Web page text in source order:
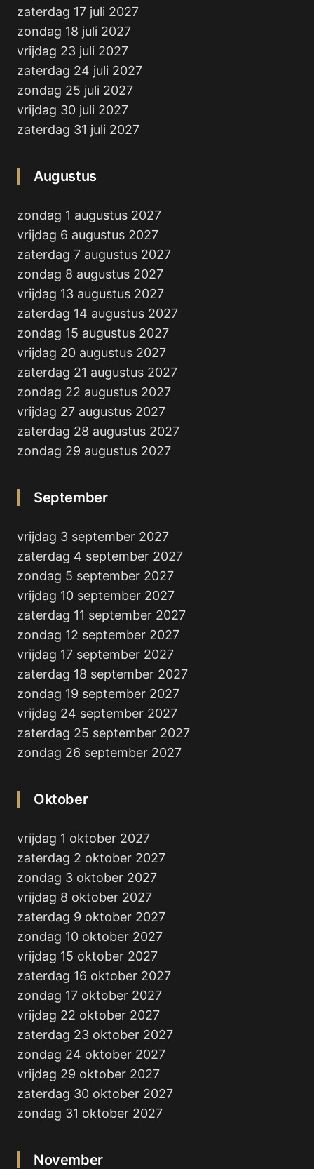
zaterdag 17 juli 2027
zondag 18 juli 2027
vrijdag 23 juli 2027
zaterdag 24 juli 2027
zondag 25 juli 2027
vrijdag 30 juli 2027
zaterdag 31 juli 2027
Augustus
zondag 1 augustus 2027
vrijdag 6 augustus 2027
zaterdag 7 augustus 2027
zondag 8 augustus 2027
vrijdag 13 augustus 2027
zaterdag 14 augustus 2027
zondag 15 augustus 2027
vrijdag 20 augustus 2027
zaterdag 21 augustus 2027
zondag 22 augustus 2027
vrijdag 27 augustus 2027
zaterdag 28 augustus 2027
zondag 29 augustus 2027
September
vrijdag 3 september 2027
zaterdag 4 september 2027
zondag 5 september 2027
vrijdag 10 september 2027
zaterdag 11 september 2027
zondag 12 september 2027
vrijdag 17 september 2027
zaterdag 18 september 2027
zondag 19 september 2027
vrijdag 24 september 2027
zaterdag 25 september 2027
zondag 26 september 2027
Oktober
vrijdag 1 oktober 2027
zaterdag 2 oktober 2027
zondag 3 oktober 2027
vrijdag 8 oktober 2027
zaterdag 9 oktober 2027
zondag 10 oktober 2027
vrijdag 15 oktober 2027
zaterdag 16 oktober 2027
zondag 17 oktober 2027
vrijdag 22 oktober 2027
zaterdag 23 oktober 2027
zondag 24 oktober 2027
vrijdag 29 oktober 2027
zaterdag 30 oktober 2027
zondag 31 oktober 2027
November